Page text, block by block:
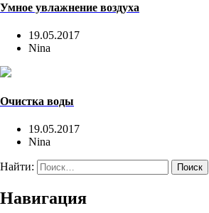
Умное увлажнение воздуха
19.05.2017
Nina
Очистка воды
19.05.2017
Nina
Найти:
Навигация